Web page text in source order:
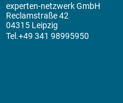
experten-netzwerk GmbH
Reclamstraße 42
04315 Leipzig
+49 341 98995950